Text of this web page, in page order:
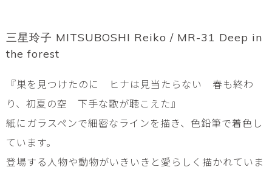
三星玲子 MITSUBOSHI Reiko / MR-31 Deep in
the forest
『巣を見つけたのに ヒナは見当たらない 春も終わ
り、初夏の空 下手な歌が聴こえた』
紙にガラスペンで細密なラインを描き、色鉛筆で着色し
ています。
登場する人物や動物がいきいきと愛らしく描かれていま